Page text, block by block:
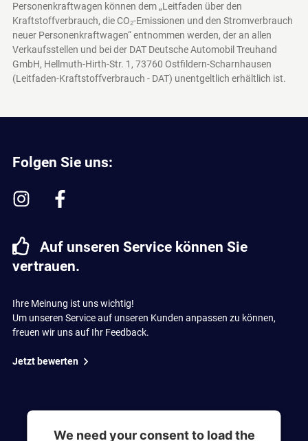
Personenkraftwagen können dem „Leitfaden über den
Kraftstoffverbrauch, die CO₂-Emissionen und den Stromverbrauch
neuer Personenkraftwagen“ entnommen werden, der an allen
Verkaufsstellen und bei der DAT Deutsche Automobil Treuhand
GmbH, Hellmuth-Hirth-Str. 1, 73760 Ostfildern-Scharnhausen
(Leitfaden-Kraftstoffverbrauch - DAT) unentgeltlich erhältlich ist.
Folgen Sie uns:
Auf unseren Service können Sie
vertrauen.
Ihre Meinung ist uns wichtig!
Um unseren Service auf unseren Kunden anpassen zu können,
freuen wir uns auf Ihr Feedback.
Jetzt bewerten
We need your consent to load the